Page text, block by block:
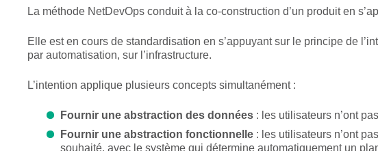
La méthode NetDevOps conduit à la co-construction d’un produit en
Elle est en cours de standardisation en s’appuyant sur le principe de
par automatisation, sur l’infrastructure.
L’intention applique plusieurs concepts simultanément :
Fournir une abstraction des données : les utilisateurs n’ont
Fournir une abstraction fonctionnelle : les utilisateurs n’ont
souhaité, avec le système qui détermine automatiquement un